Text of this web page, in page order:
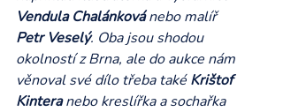
Vendula Chalánková nebo malíř
Petr Veselý. Oba jsou shodou
okolností z Brna, ale do aukce nám
věnoval své dílo třeba také Krištof
Kintera nebo kreslířka a sochařka